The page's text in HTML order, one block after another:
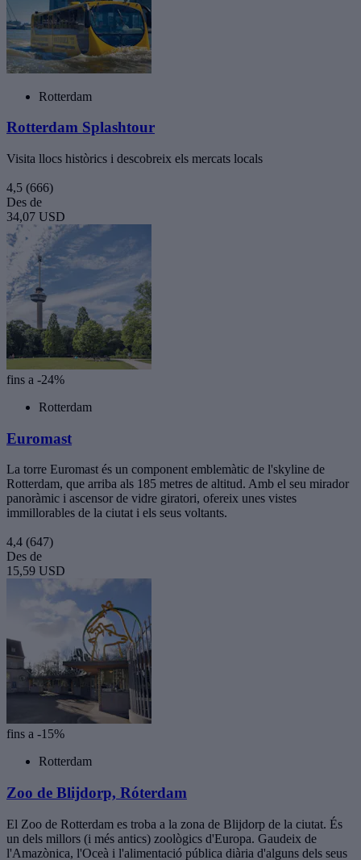
Rotterdam
Rotterdam Splashtour
Visita llocs històrics i descobreix els mercats locals
4,5 (666)
Des de
34,07 USD
fins a -24%
Rotterdam
Euromast
La torre Euromast és un component emblemàtic de l'skyline de
Rotterdam, que arriba als 185 metres de altitud. Amb el seu mirador
panoràmic i ascensor de vidre giratori, ofereix unes vistes
immillorables de la ciutat i els seus voltants.
4,4 (647)
Des de
15,59 USD
fins a -15%
Rotterdam
Zoo de Blijdorp, Róterdam
El Zoo de Rotterdam es troba a la zona de Blijdorp de la ciutat. És
un dels millors (i més antics) zoològics d'Europa. Gaudeix de
l'Amazònica, l'Oceà i l'alimentació pública diària d'alguns dels seus